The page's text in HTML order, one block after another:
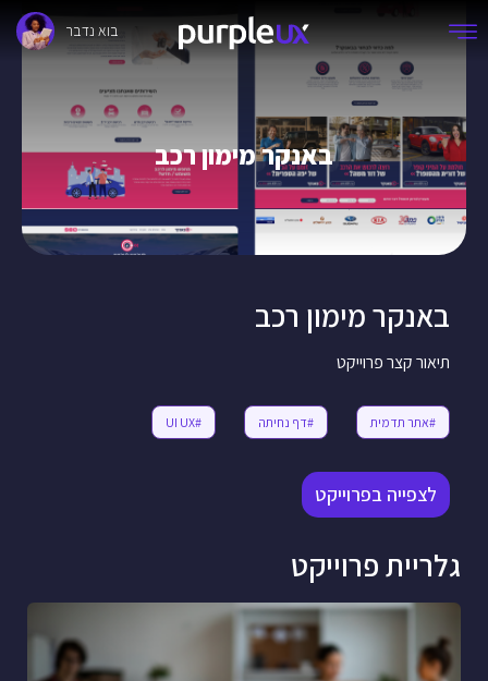
בוא נדבר
באנקר מימון רכב
באנקר מימון רכב
תיאור קצר פרוייקט
#אתר תדמית #דף נחיתה #UI UX
לצפייה בפרוייקט
גלריית פרוייקט